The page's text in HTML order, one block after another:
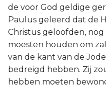
de voor God geldige
Paulus geleerd dat de
Christus geloofden,
moesten houden om
van de kant van de
bedreigd hebben. Zij
hebben moeten